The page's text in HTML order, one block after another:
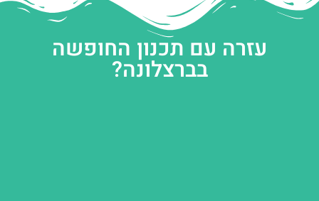
עזרה עם תכנון החופשה
בברצלונה?